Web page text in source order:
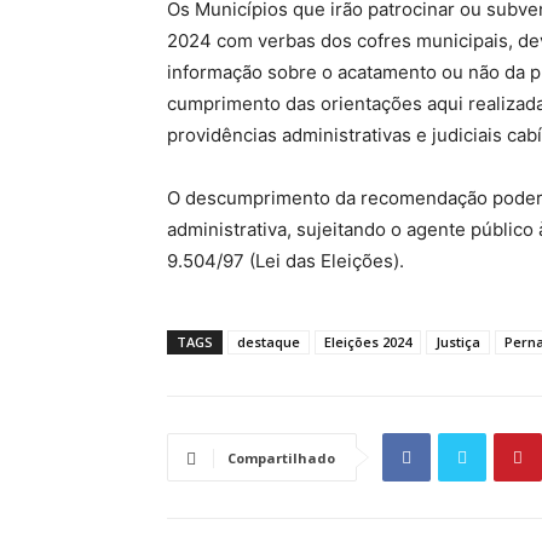
Os Municípios que irão patrocinar ou
2024 com verbas dos cofres municipais,
informação sobre o acatamento ou não da
cumprimento das orientações aqui
providências administrativas e judiciais
O descumprimento da recomendação
administrativa, sujeitando o agente público
9.504/97 (Lei das Eleições).
TAGS destaque Eleições 2024 Justiça
Compartilhado